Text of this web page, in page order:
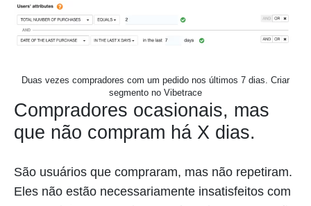
Duas vezes compradores com um pedido nos últimos 7 dias. Criar
segmento no Vibetrace
Compradores ocasionais, mas
que não compram há X dias.
São usuários que compraram, mas não repetiram.
Eles não estão necessariamente insatisfeitos com